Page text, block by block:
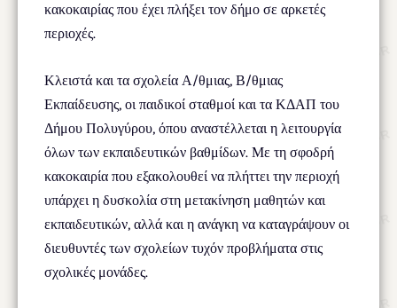
κακοκαιρίας που έχει πλήξει τον δήμο σε αρκετές
περιοχές.
Κλειστά και τα σχολεία Α/θμιας, Β/θμιας
Εκπαίδευσης, οι παιδικοί σταθμοί και τα ΚΔΑΠ του
Δήμου Πολυγύρου, όπου αναστέλλεται η λειτουργία
όλων των εκπαιδευτικών βαθμίδων. Με τη σφοδρή
κακοκαιρία που εξακολουθεί να πλήττει την περιοχή
υπάρχει η δυσκολία στη μετακίνηση μαθητών και
εκπαιδευτικών, αλλά και η ανάγκη να καταγράψουν οι
διευθυντές των σχολείων τυχόν προβλήματα στις
σχολικές μονάδες.